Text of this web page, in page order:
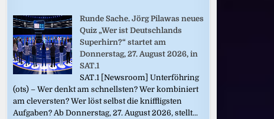
Runde Sache. Jörg Pilawas neues
Quiz „Wer ist Deutschlands
Superhirn?“ startet am
Donnerstag, 27. August 2026, in
SAT.1
SAT.1 [Newsroom] Unterföhring
(ots) – Wer denkt am schnellsten? Wer kombiniert
am cleversten? Wer löst selbst die kniffligsten
Aufgaben? Ab Donnerstag, 27. August 2026, stellt...